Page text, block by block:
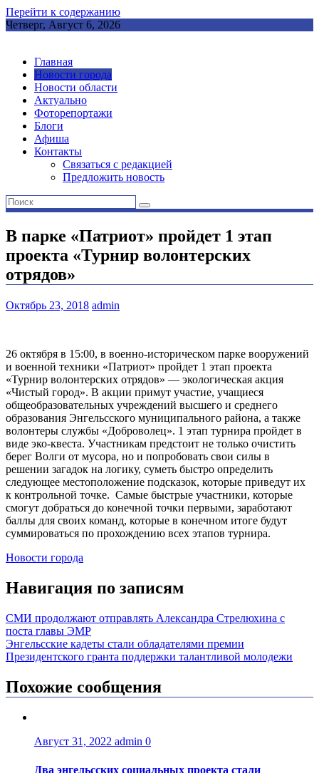
Перейти к содержанию
Четверг, Август 6, 2026
Главная
Новости города
Новости области
Актуально
Фоторепортажи
Блоги
Афиша
Контакты
Связаться с редакцией
Предложить новость
В парке «Патриот» пройдет 1 этап
проекта «Турнир волонтерских
отрядов»
Октябрь 23, 2018 admin
26 октября в 15:00, в военно-историческом парке вооружений
и военной техники «Патриот» пройдет 1 этап проекта
«Турнир волонтерских отрядов» — экологическая акция
«Чистый город». В акции примут участие, учащиеся
общеобразовательных учреждений высшего и среднего
образования Энгельсского муниципального района, а также
волонтеры службы «Доброволец». 1 этап турнира пройдет в
виде эко-квеста. Участникам предстоит не только очистить
берег Волги от мусора, но и попробовать свои силы в
решении загадок на логику, суметь быстро определить
следующее местоположение подсказок, которые приведут их
к контрольной точке. Самые быстрые участники, которые
смогут добраться до конечной точки первыми, заработают
баллы для своих команд, которые в конечном итоге будут
суммироваться по прохождению всех этапов турнира.
Новости города
Навигация по записям
СМИ продолжают отправлять Александра Стрелюхина с
поста главы ЭМР
Энгельсские кадеты стали обладателями премии
Президентского гранта поддержки талантливой молодежи
Похожие сообщения
Август 31, 2022 admin 0
Два энгельсских социальных проекта стали